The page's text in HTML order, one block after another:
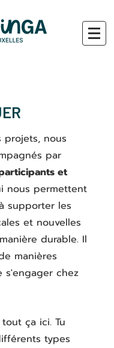
projets, nous
par
et
nous permettent
supporter les
et nouvelles
durable. Il
manières
chez
ça ici. Tu
types